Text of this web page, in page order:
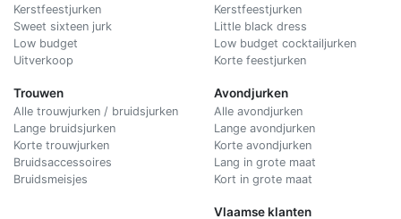
Kerstfeestjurken
Sweet sixteen jurk
Low budget
Uitverkoop
Trouwen
Alle trouwjurken / bruidsjurken
Lange bruidsjurken
Korte trouwjurken
Bruidsaccessoires
Bruidsmeisjes
Kerstfeestjurken
Little black dress
Low budget cocktailjurken
Korte feestjurken
Avondjurken
Alle avondjurken
Lange avondjurken
Korte avondjurken
Lang in grote maat
Kort in grote maat
Vlaamse klanten